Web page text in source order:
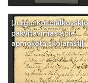
[Jurgio Koscialkovskio
pakvitavimas apie
apmokėtą skolaraštį]